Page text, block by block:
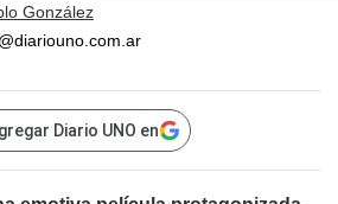
González
Diario UNO en